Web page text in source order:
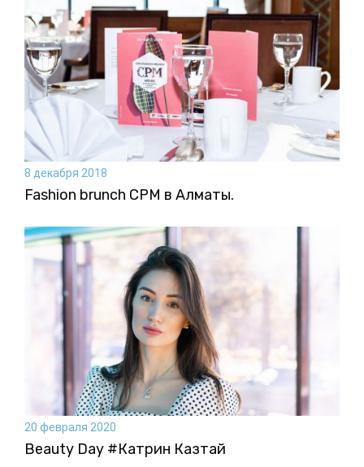
8 декабря 2018
Fashion brunch CPM в Алматы.
20 февраля 2020
Beauty Day #Катрин Казтай